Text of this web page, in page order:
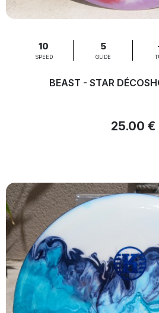
10
SPEED
5
GLIDE
BEAST - STAR
25.00 €